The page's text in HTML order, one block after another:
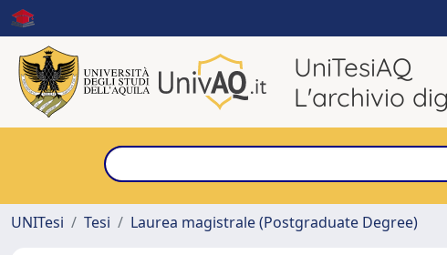
UniTesiAQ
L'archivio
UNITesi
Tesi Laurea magistrale (Postgraduate Degree)